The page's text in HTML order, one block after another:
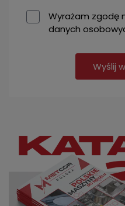
Wyrażam zgodę
danych
Wyślij